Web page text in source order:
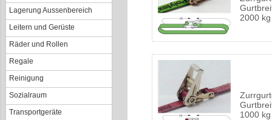
Lagerung Aussenbereich
Leitern und Gerüste
Räder und Rollen
Regale
Reinigung
Sozialraum
Transportgeräte
2000 kg
1000 kg